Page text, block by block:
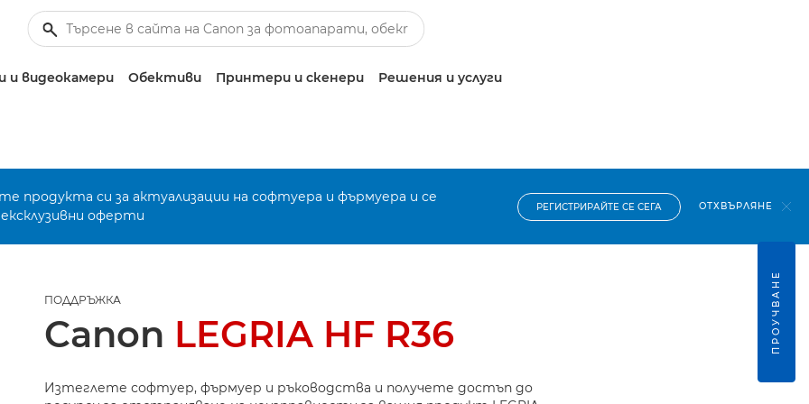
видеокамери Обективи Принтери и скенери Решения и услуги
продукта си за актуализации на софтуера и фърмуера и се
оферти
РЕГИСТРИРАЙТЕ СЕ СЕГА ОТХВЪРЛЯНЕ
ПОДДРЪЖКА
Canon LEGRIA HF R36
Изтеглете софтуер, фърмуер и ръководства и получете достъп до
ПРОУЧВАНЕ